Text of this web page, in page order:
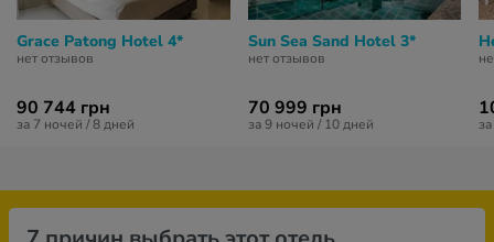
Grace Patong Hotel 4*
нет отзывов
90 744 грн
за 7 ночей / 8 дней
Sun Sea Sand Hotel 3*
нет отзывов
70 999 грн
за 9 ночей / 10 дней